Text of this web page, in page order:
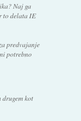
Naj ga
to delata IE
predvajanje
potrebno
kot